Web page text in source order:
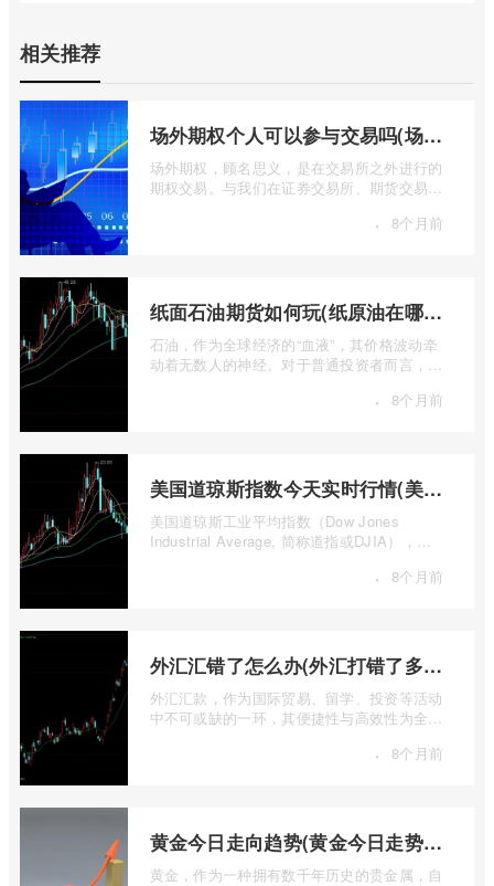
相关推荐
场外期权个人可以参与交易吗(场外个股期权怎样交易)
场外期权，顾名思义，是在交易所之外进行的
期权交易。与我们在证券交易所、期货交易所
· 8个月前
纸面石油期货如何玩(纸原油在哪里交易)
石油，作为全球经济的“血液”，其价格波动牵
动着无数人的神经。对于普通投资者而言，直
· 8个月前
美国道琼斯指数今天实时行情(美国道琼斯指数期货指数实时行情)
美国道琼斯工业平均指数（Dow Jones
Industrial Average, 简称道指或DJIA），无
· 8个月前
外汇汇错了怎么办(外汇打错了多久退回来)
外汇汇款，作为国际贸易、留学、投资等活动
中不可或缺的一环，其便捷性与高效性为全球
· 8个月前
黄金今日走向趋势(黄金今日走势分析建议)
黄金，作为一种拥有数千年历史的贵金属，自